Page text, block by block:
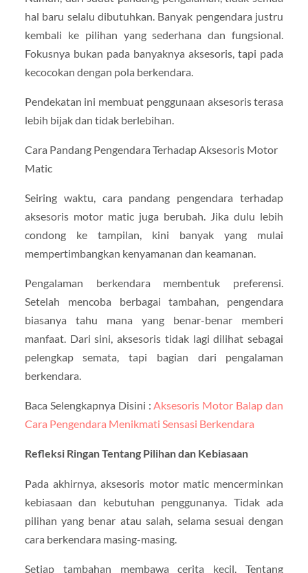
hal baru selalu dibutuhkan. Banyak pengendara justru
kembali ke pilihan yang sederhana dan fungsional.
Fokusnya bukan pada banyaknya aksesoris, tapi pada
kecocokan dengan pola berkendara.
Pendekatan ini membuat penggunaan aksesoris terasa
lebih bijak dan tidak berlebihan.
Cara Pandang Pengendara Terhadap Aksesoris Motor
Matic
Seiring waktu, cara pandang pengendara terhadap
aksesoris motor matic juga berubah. Jika dulu lebih
condong ke tampilan, kini banyak yang mulai
mempertimbangkan kenyamanan dan keamanan.
Pengalaman berkendara membentuk preferensi.
Setelah mencoba berbagai tambahan, pengendara
biasanya tahu mana yang benar-benar memberi
manfaat. Dari sini, aksesoris tidak lagi dilihat sebagai
pelengkap semata, tapi bagian dari pengalaman
berkendara.
Baca Selengkapnya Disini :Aksesoris Motor Balap dan
Cara Pengendara Menikmati Sensasi Berkendara
Refleksi Ringan Tentang Pilihan dan Kebiasaan
Pada akhirnya, aksesoris motor matic mencerminkan
kebiasaan dan kebutuhan penggunanya. Tidak ada
pilihan yang benar atau salah, selama sesuai dengan
cara berkendara masing-masing.
Setiap tambahan membawa cerita kecil. Tentang